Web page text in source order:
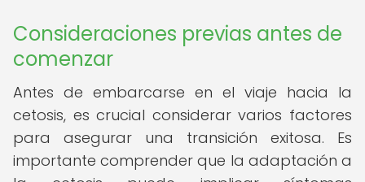
Consideraciones previas antes de
comenzar
Antes de embarcarse en el viaje hacia la
cetosis, es crucial considerar varios factores
para asegurar una transición exitosa. Es
importante comprender que la adaptación a